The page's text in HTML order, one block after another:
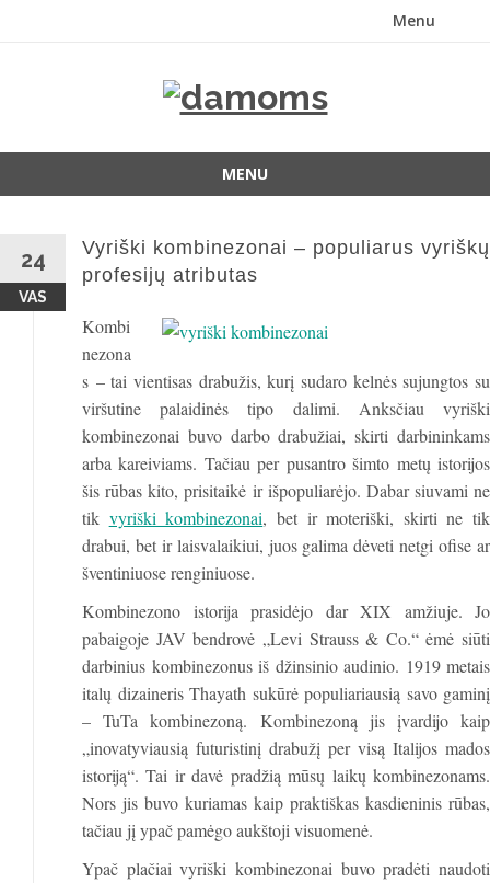
Menu
MENU
content
24
VAS
Vyriški kombinezonai – populiarus vyriškų
profesijų atributas
Kombi
nezona
s – tai vientisas drabužis, kurį sudaro kelnės sujungtos su
viršutine palaidinės tipo dalimi. Anksčiau vyriški
kombinezonai buvo darbo drabužiai, skirti darbininkams
arba kareiviams. Tačiau per pusantro šimto metų istorijos
šis rūbas kito, prisitaikė ir išpopuliarėjo. Dabar siuvami ne
tik vyriški kombinezonai, bet ir moteriški, skirti ne tik
drabui, bet ir laisvalaikiui, juos galima dėveti netgi ofise ar
šventiniuose renginiuose.
Kombinezono istorija prasidėjo dar XIX amžiuje. Jo
pabaigoje JAV bendrovė „Levi Strauss & Co.“ ėmė siūti
darbinius kombinezonus iš džinsinio audinio. 1919 metais
italų dizaineris Thayath sukūrė populiariausią savo gaminį
– TuTa kombinezoną. Kombinezoną jis įvardijo kaip
„inovatyviausią futuristinį drabužį per visą Italijos mados
istoriją“. Tai ir davė pradžią mūsų laikų kombinezonams.
Nors jis buvo kuriamas kaip praktiškas kasdieninis rūbas,
tačiau jį ypač pamėgo aukštoji visuomenė.
Ypač plačiai vyriški kombinezonai buvo pradėti naudoti